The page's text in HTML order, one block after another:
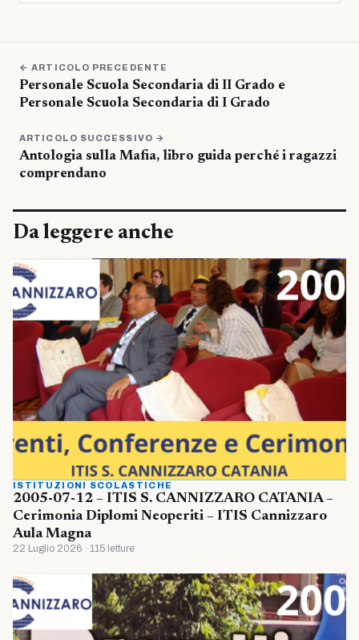
← ARTICOLO PRECEDENTE
Personale Scuola Secondaria di II Grado e
Personale Scuola Secondaria di I Grado
ARTICOLO SUCCESSIVO →
Antologia sulla Mafia, libro guida perché i ragazzi
comprendano
Da leggere anche
ISTITUZIONI SCOLASTICHE
2005-07-12 – ITIS S. CANNIZZARO CATANIA –
Cerimonia Diplomi Neoperiti – ITIS Cannizzaro
Aula Magna
22 Luglio 2026 · 115 letture